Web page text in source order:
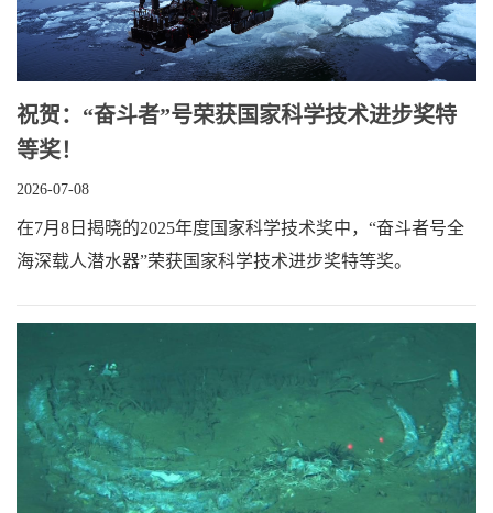
祝贺：“奋斗者”号荣获国家科学技术进步奖特
等奖！
2026-07-08
在7月8日揭晓的2025年度国家科学技术奖中，“奋斗者号全
海深载人潜水器”荣获国家科学技术进步奖特等奖。